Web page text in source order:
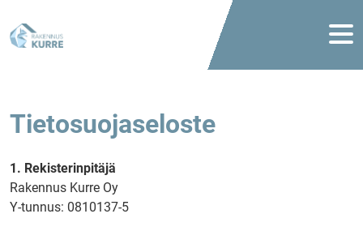
Tietosuojaseloste
1. Rekisterinpitäjä
Rakennus Kurre Oy
Y-tunnus: 0810137-5